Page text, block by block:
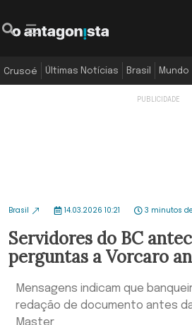
Crusoé Últimas Notícias Brasil Mundo
Brasil 14.03.2026 10:21 3 minutos
Servidores do BC
perguntas a Vorcaro
Mensagens indicam que
redação de documento antes
Master